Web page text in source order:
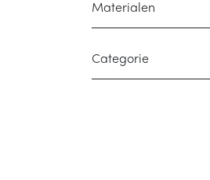
Materialen
Categorie